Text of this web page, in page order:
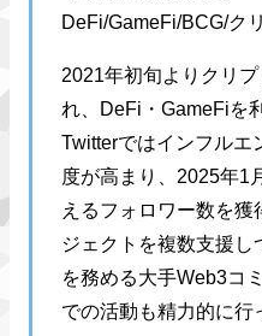
DeFi/GameFi/BCG/ク
2021年初旬よりクリ
れ、DeFi・GameFiを
Twitterではインフルエ
度が高まり、2025年1
えるフォロワー数を獲
ジェクトを複数支援
を務める大手Web3コ
での活動も精力的に行